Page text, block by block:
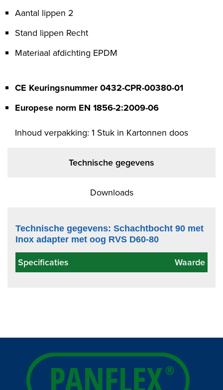
Aantal lippen 2
Stand lippen Recht
Materiaal afdichting EPDM
CE Keuringsnummer 0432-CPR-00380-01
Europese norm EN 1856-2:2009-06
Inhoud verpakking: 1 Stuk in Kartonnen doos
Technische gegevens
Downloads
Technische gegevens: Schachtbocht 90 met
Inox adapter met oog RVS D60-80
Specificaties Waarde